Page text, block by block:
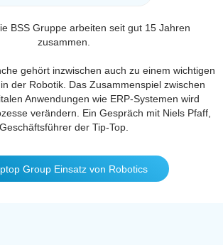
BSS Gruppe arbeiten seit gut 15 Jahren
zusammen.
gehört inzwischen auch zu einem wichtigen
der Robotik. Das Zusammenspiel zwischen
Anwendungen wie ERP-Systemen wird
verändern. Ein Gespräch mit Niels Pfaff,
Geschäftsführer der Tip-Top.
Group Einsatz von Robotics